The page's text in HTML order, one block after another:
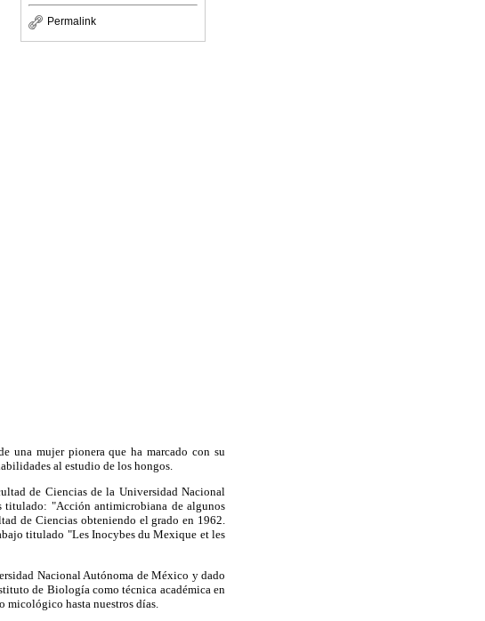
Permalink
una mujer pionera que ha marcado con su
al estudio de los hongos.
de Ciencias de la Universidad Nacional
"Acción antimicrobiana de algunos
de Ciencias obteniendo el grado en 1962.
titulado "Les Inocybes du Mexique et les
Nacional Autónoma de México y dado
de Biología como técnica académica en
micológico hasta nuestros días.